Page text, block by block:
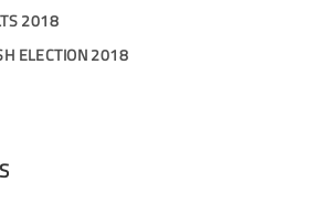
2018
ELECTION 2018